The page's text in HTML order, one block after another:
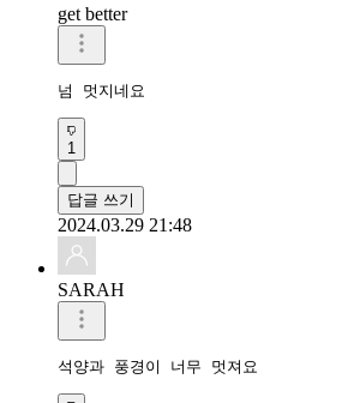
get better
넘 멋지네요
1
답글 쓰기
2024.03.29 21:48
SARAH
석양과 풍경이 너무 멋져요